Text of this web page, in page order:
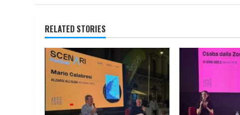
RELATED STORIES